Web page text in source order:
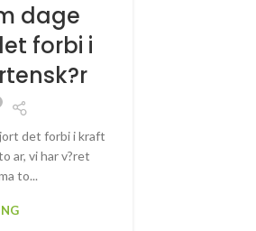
dage
forbi i
det forbi i kraft
ar, vi har v?ret
to...